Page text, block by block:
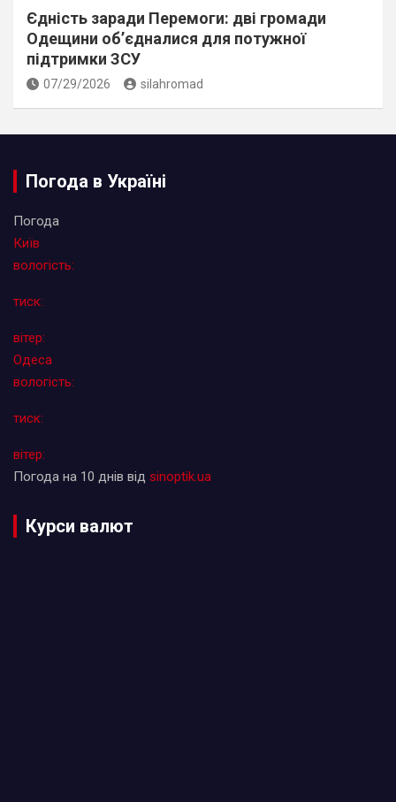
Єдність заради Перемоги: дві громади
Одещини об’єдналися для потужної
підтримки ЗСУ
07/29/2026 silahromad
Погода в Україні
Погода
Київ
вологість:
тиск:
вітер:
Одеса
вологість:
тиск:
вітер:
Погода на 10 днів від sinoptik.ua
Курси валют